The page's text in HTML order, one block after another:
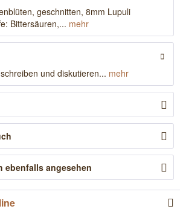
geschnitten, 8mm Lupuli
Bittersäuren,... mehr
und diskutieren... mehr
ebenfalls angesehen